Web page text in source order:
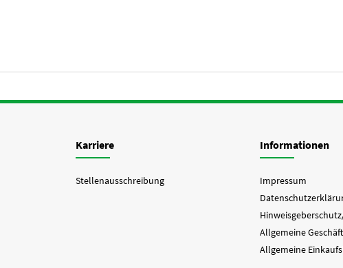
Karriere
Stellenausschreibung
Informationen
Impressum
Allgemeine
Allgemeine